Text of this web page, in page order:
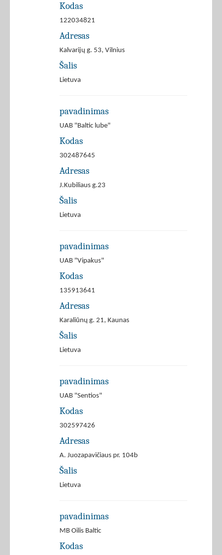
Kodas
122034821
Adresas
Kalvarijų g. 53, Vilnius
Šalis
Lietuva
pavadinimas
UAB "Baltic lube"
Kodas
302487645
Adresas
J.Kubiliaus g.23
Šalis
Lietuva
pavadinimas
UAB "Vipakus"
Kodas
135913641
Adresas
Karaliūnų g. 21, Kaunas
Šalis
Lietuva
pavadinimas
UAB "Sentios"
Kodas
302597426
Adresas
A. Juozapavičiaus pr. 104b
Šalis
Lietuva
pavadinimas
MB Oilis Baltic
Kodas